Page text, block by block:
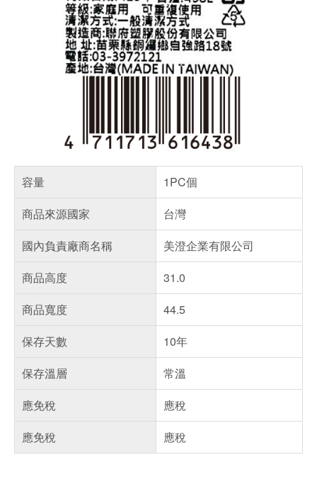
容量
1PC個
商品來源國家
台灣
國內負責廠商名稱
美澄企業有限公司
商品高度
31.0
商品寬度
44.5
保存天數
10年
保存溫層
常溫
應免稅
應稅
應免稅
應稅